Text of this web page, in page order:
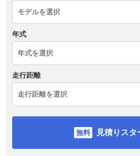
年式
走行距離
見積りスタ